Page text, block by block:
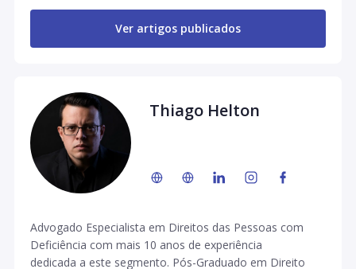
Ver artigos publicados
Thiago Helton
Advogado Especialista em Direitos das Pessoas com
Deficiência com mais 10 anos de experiência
dedicada a este segmento. Pós-Graduado em Direito